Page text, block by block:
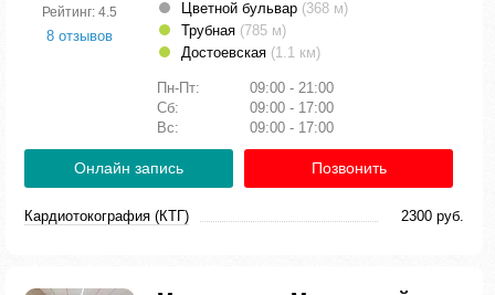
Рейтинг: 4.5
8 отзывов
Цветной бульвар (368 м)
Трубная (785 м)
Достоевская (1.1 км)
Пн-Пт:
09:00 - 21:00
Сб:
09:00 - 17:00
Вс:
09:00 - 17:00
Онлайн запись Позвонить
Кардиотокография (КТГ) 2300 руб.